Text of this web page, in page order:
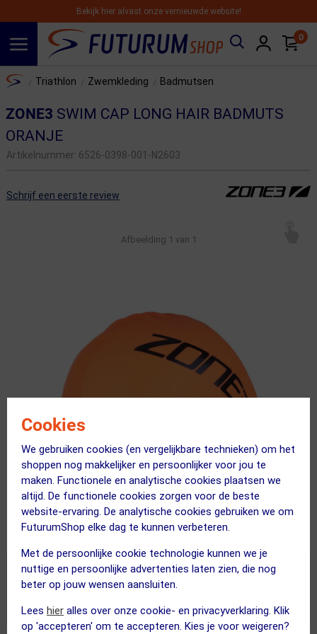
Cookies
We gebruiken cookies (en vergelijkbare technieken) om het
shoppen nog makkelijker en persoonlijker voor jou te
maken. Functionele en analytische cookies plaatsen we
altijd. De functionele cookies zorgen voor de beste
website-ervaring. De analytische cookies gebruiken we om
FuturumShop elke dag te kunnen verbeteren.
Met de persoonlijke cookie technologie kunnen we je
nuttige en persoonlijke advertenties laten zien, die nog
beter op jouw wensen aansluiten.
Lees hier alles over onze cookie- en privacyverklaring. Klik
op 'accepteren' om te accepteren. Kies je voor weigeren?
Bekijk hier alvast onze vernieuwde website!
0
Home Triathlon Zwemkleding Badmutsen
ZONE3 SWIM CAP LONG HAIR BADMUTS
ORANJE
Artikelnummer: 6526-0398-001-N2603
Schrijf een eerste review
Afbeelding 1 van 1
Minder dan 4 stuksop voorraad!
Voor 23:00 uur besteld, morgen bezorgd!